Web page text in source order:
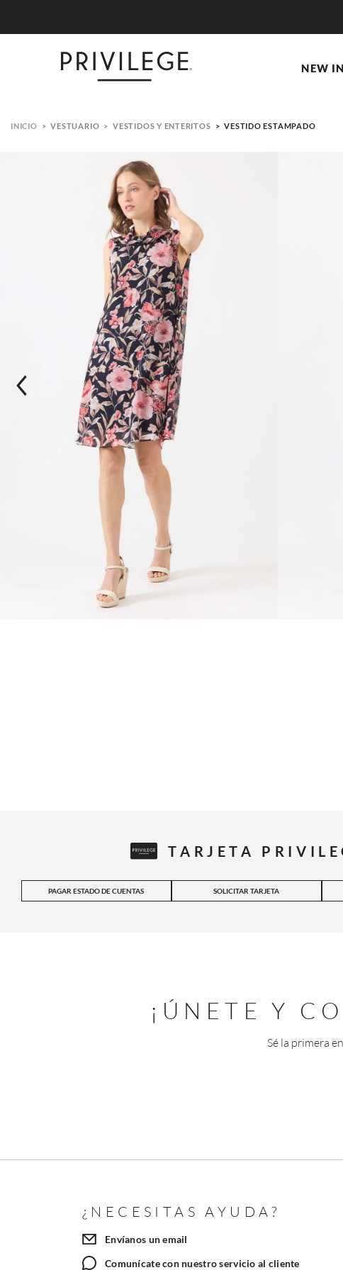
NEW IN
VESTUARIO VESTIDOS Y ENTERITOS VESTIDO ESTAMPADO
TARJETA
PAGAR ESTADO DE CUENTAS SOLICITAR TARJETA
¡ÚNETE Y
Sé la primera
¿NECESITAS AYUDA?
Envíanos un email
Comunícate con nuestro servicio al cliente